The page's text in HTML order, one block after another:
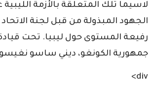
لاسيما تلك المتعلقة بالأزمة
الجهود المبذولة من قبل لجنة الاتحاد
رفيعة المستوى حول ليبيا. تحت
جمهورية الكونغو، ديني ساسو
div>